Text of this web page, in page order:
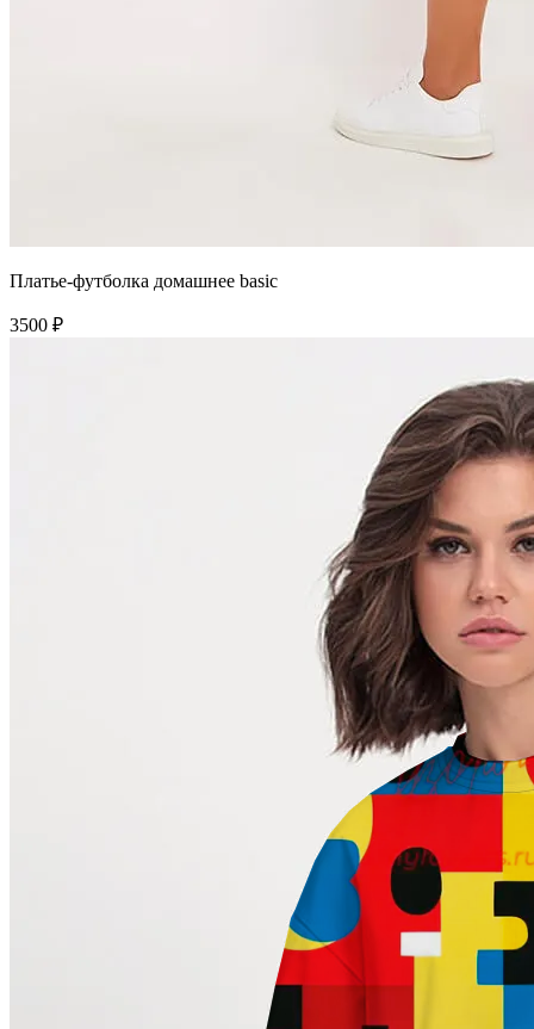
Платье-футболка домашнее basic
3500 ₽